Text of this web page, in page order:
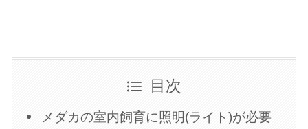
目次
メダカの室内飼育に照明(ライト)が必要